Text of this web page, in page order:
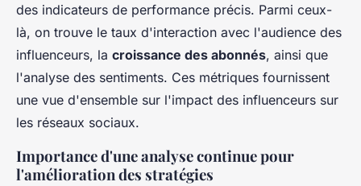
des indicateurs de performance précis. Parmi ceux-
là, on trouve le taux d'interaction avec l'audience des
influenceurs, la croissance des abonnés, ainsi que
l'analyse des sentiments. Ces métriques fournissent
une vue d'ensemble sur l'impact des influenceurs sur
les réseaux sociaux.
Importance d'une analyse continue pour
l'amélioration des stratégies